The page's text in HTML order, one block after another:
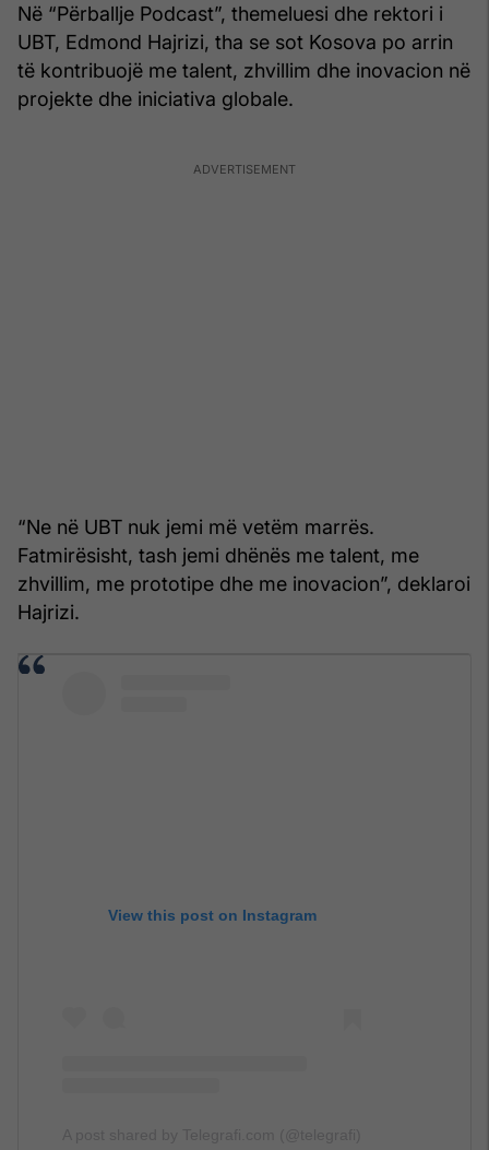
Në “Përballje Podcast”, themeluesi dhe rektori i
UBT, Edmond Hajrizi, tha se sot Kosova po arrin
të kontribuojë me talent, zhvillim dhe inovacion në
projekte dhe iniciativa globale.
“Ne në UBT nuk jemi më vetëm marrës.
Fatmirësisht, tash jemi dhënës me talent, me
zhvillim, me prototipe dhe me inovacion”, deklaroi
Hajrizi.
View this post on Instagram